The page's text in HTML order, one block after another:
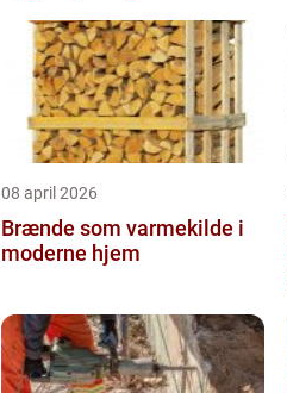
08 april 2026
Brænde som varmekilde i
moderne hjem